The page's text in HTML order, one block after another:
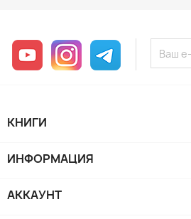
YouTube InstagramTelegram
КНИГИ
ИНФОРМАЦИЯ
АККАУНТ